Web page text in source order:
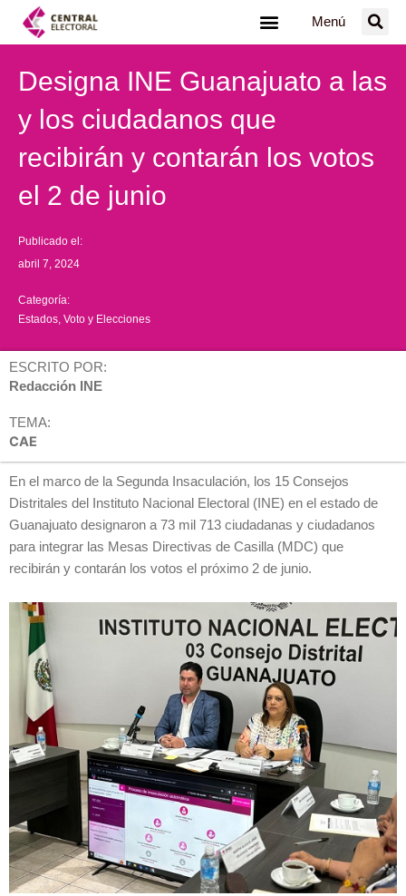
Menú
Designa INE Guanajuato a las
y los ciudadanos que
recibirán y contarán los votos
el 2 de junio
Publicado el:
abril 7, 2024
Categoría:
Estados Voto y Elecciones
ESCRITO POR:
Redacción INE
TEMA:
CAE
En el marco de la Segunda Insaculación, los 15 Consejos
Distritales del Instituto Nacional Electoral (INE) en el estado de
Guanajuato designaron a 73 mil 713 ciudadanas y ciudadanos
para integrar las Mesas Directivas de Casilla (MDC) que
recibirán y contarán los votos el próximo 2 de junio.